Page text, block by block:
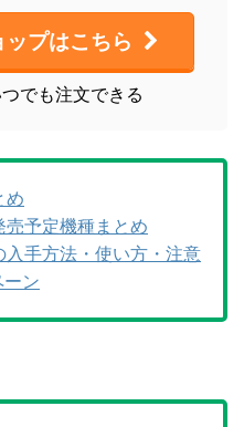
プはこちら
でも注文できる
め
予定機種まとめ
手方法・使い方・注意
ン